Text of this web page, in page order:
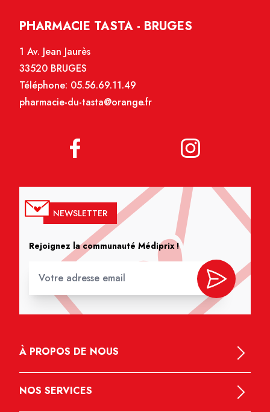
PHARMACIE TASTA - BRUGES
1 Av. Jean Jaurès
33520 BRUGES
Téléphone: 05.56.69.11.49
pharmacie-du-tasta@orange.fr
NEWSLETTER
Rejoignez la communauté Médiprix !
À PROPOS DE NOUS
NOS SERVICES